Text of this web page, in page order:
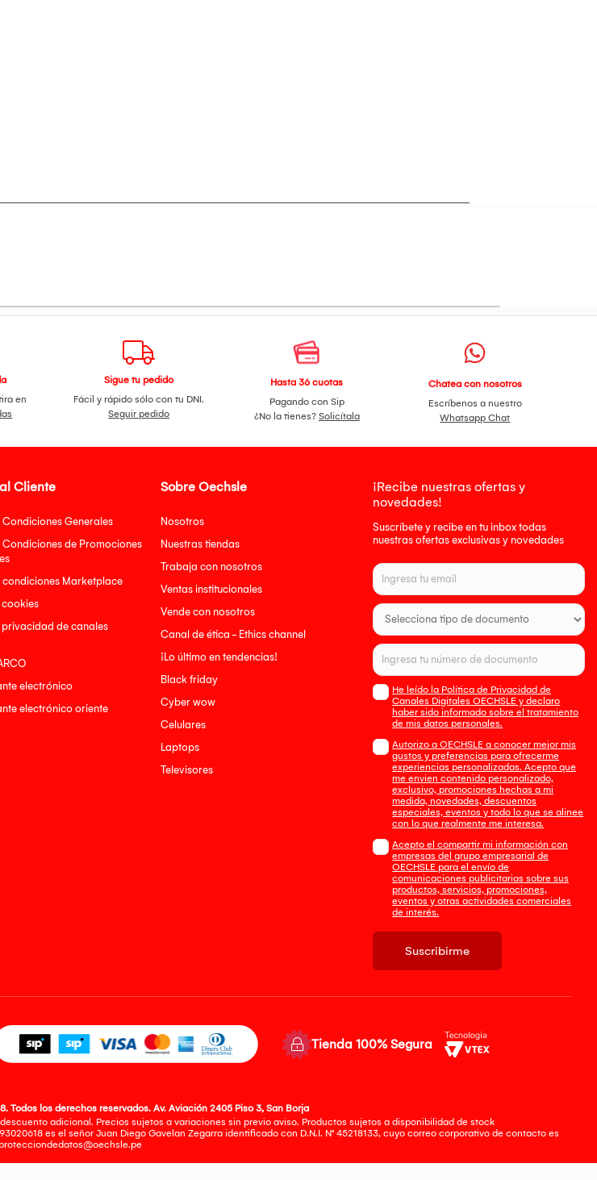
en
Sigue tu pedido
Fácil y rápido sólo con tu DNI.
Seguir pedido
Hasta 36 cuotas
Pagando con Sip
¿No la tienes? Solicítala
Chatea con nosotros
Escríbenos a nuestro
Whatsapp Chat
Cliente
Condiciones Generales
Condiciones de Promociones
condiciones Marketplace
privacidad de canales
electrónico
electrónico oriente
Sobre Oechsle
Nosotros
Nuestras tiendas
Trabaja con nosotros
Ventas institucionales
Vende con nosotros
Canal de ética - Ethics channel
¡Lo último en tendencias!
Black friday
Cyber wow
Celulares
Laptops
Televisores
¡Recibe nuestras ofertas y
novedades!
Suscríbete y recibe en tu inbox todas
nuestras ofertas exclusivas y novedades
He leído la Política de Privacidad de
Canales Digitales OECHSLE y declaro
haber sido informado sobre el tratamiento
de mis datos personales.
Autorizo a OECHSLE a conocer mejor mis
gustos y preferencias para ofrecerme
experiencias personalizadas. Acepto que
me envien contenido personalizado,
exclusivo, promociones hechas a mi
medida, novedades, descuentos
especiales, eventos y todo lo que se alinee
con lo que realmente me interesa.
Acepto el compartir mi información con
empresas del grupo empresarial de
OECHSLE para el envío de
comunicaciones publicitarias sobre sus
productos, servicios, promociones,
eventos y otras actividades comerciales
de interés.
Suscribirme
Tienda 100% Segura
Todos los derechos reservados. Av. Aviación 2405 Piso 3, San Borja
adicional. Precios sujetos a variaciones sin previo aviso. Productos sujetos a disponibilidad de stock
es el señor Juan Diego Gavelan Zegarra identificado con D.N.I. N° 45218133, cuyo correo corporativo de contacto es